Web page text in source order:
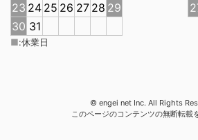
23 24 25 26 27 28 29
30 31
■:休業日
© engei net Inc. All Rights
このページのコンテンツの無断転載